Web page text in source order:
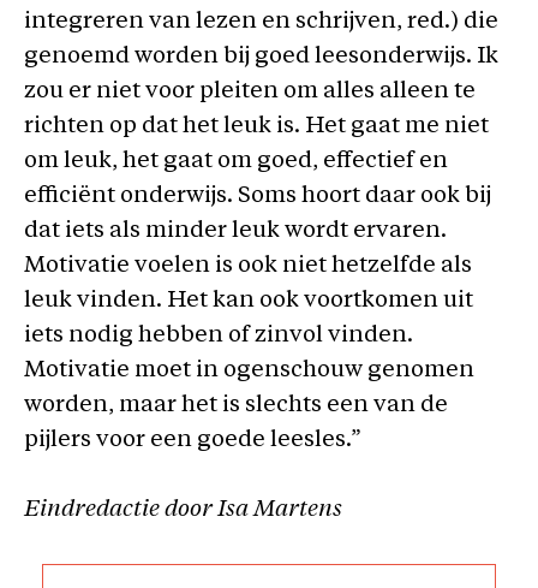
integreren van lezen en schrijven, red.) die
genoemd worden bij goed leesonderwijs. Ik
zou er niet voor pleiten om alles alleen te
richten op dat het leuk is. Het gaat me niet
om leuk, het gaat om goed, effectief en
efficiënt onderwijs. Soms hoort daar ook bij
dat iets als minder leuk wordt ervaren.
Motivatie voelen is ook niet hetzelfde als
leuk vinden. Het kan ook voortkomen uit
iets nodig hebben of zinvol vinden.
Motivatie moet in ogenschouw genomen
worden, maar het is slechts een van de
pijlers voor een goede leesles.”
Eindredactie door Isa Martens